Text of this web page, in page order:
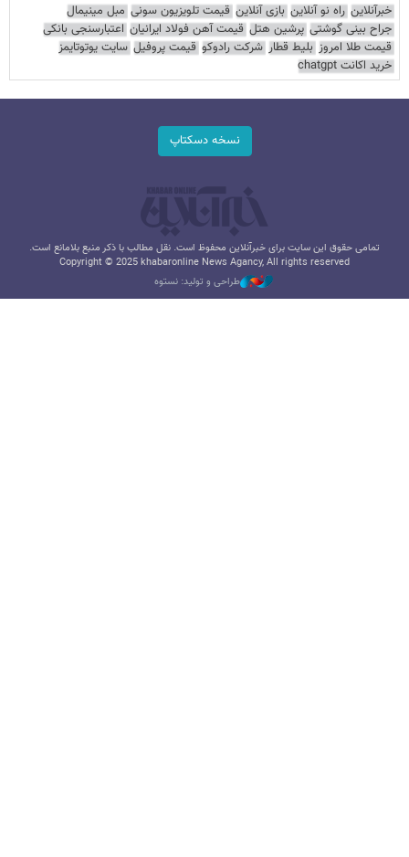
خبرآنلاین راه نو آنلاین بازی آنلاین قیمت تلویزیون سونی مبل مینیمال
جراح بینی گوشتی پرشین هتل قیمت آهن فولاد ایرانیان اعتبارسنجی بانکی
قیمت طلا امروز بلیط قطار شرکت رادوکو قیمت پروفیل سایت یوتوتایمز
خرید اکانت chatgpt
نسخه دسکتاپ
تمامی حقوق این سایت برای خبرآنلاین محفوظ است. نقل مطالب با ذکر منبع بلامانع است.
Copyright © 2025 khabaronline News Agancy, All rights reserved
طراحی و تولید: نستوه